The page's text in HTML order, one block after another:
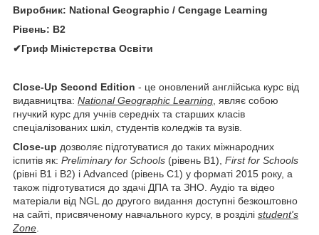
Виробник: National Geographic / Cengage Learning
Рівень: B2
✔Гриф Міністерства Освіти
Close-Up Second Edition - це оновлений англійська курс від
видавництва: National Geographic Learning, являє собою
гнучкий курс для учнів середніх та старших класів
спеціалізованих шкіл, студентів коледжів та вузів.
Close-up дозволяє підготуватися до таких міжнародних
іспитів як: Preliminary for Schools (рівень В1), First for Schools
(рівні В1 і В2) і Advanced (рівень С1) у форматі 2015 року, а
також підготуватися до здачі ДПА та ЗНО. Аудіо та відео
матеріали від NGL до другого видання доступні безкоштовно
на сайті, присвяченому навчального курсу, в розділі student's
Zone.